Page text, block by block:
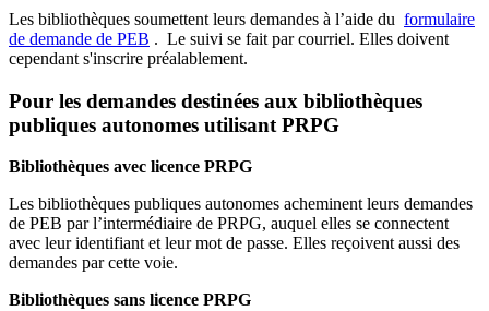
Les bibliothèques soumettent leurs demandes à l’aide du formulaire
de demande de PEB . Le suivi se fait par courriel. Elles doivent
cependant s'inscrire préalablement.
Pour les demandes destinées aux bibliothèques
publiques autonomes utilisant PRPG
Bibliothèques avec licence PRPG
Les bibliothèques publiques autonomes acheminent leurs demandes
de PEB par l’intermédiaire de PRPG, auquel elles se connectent
avec leur identifiant et leur mot de passe. Elles reçoivent aussi des
demandes par cette voie.
Bibliothèques sans licence PRPG